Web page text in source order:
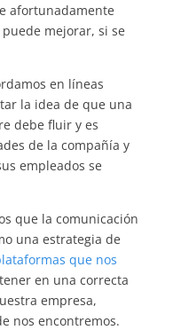
afortunadamente
mejorar, si se
en líneas
la idea de que una
debe fluir y es
de la compañía y
empleados se
que la comunicación
una estrategia de
que nos
en una correcta
empresa,
nos encontremos.